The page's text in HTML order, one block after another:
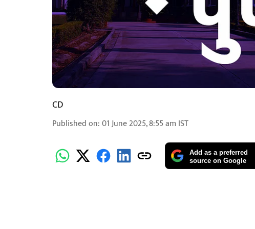
CD
Published on:01 June 2025, 8:55 am IST
Add as a preferred
source on Google